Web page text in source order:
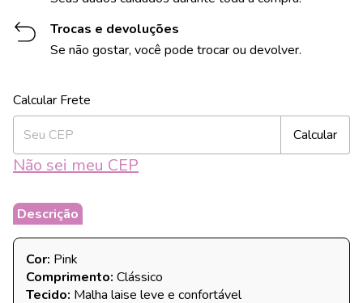
Trocas e devoluções
Se não gostar, você pode trocar ou devolver.
Entregas para o CEP:
Calcular
Não sei meu CEP
Descrição
Cor: Pink
Comprimento: Clássico
Tecido: Malha laise leve e confortável